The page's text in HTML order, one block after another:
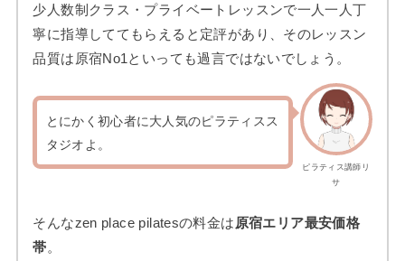
少人数制クラス・プライベートレッスンで一人一人丁
寧に指導しててもらえると定評があり、そのレッスン
品質は原宿No1といっても過言ではないでしょう。
ピラティス講師リ
サ
とにかく初心者に大人気のピラティスス
タジオよ。
そんなzen place pilatesの料金は 原宿エリア最安価格
帯。